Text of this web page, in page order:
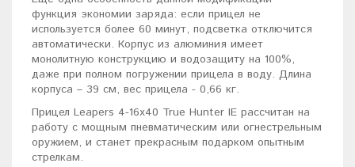
функция экономии заряда: если прицел не
используется более 60 минут, подсветка отключится
автоматически. Корпус из алюминия имеет
монолитную конструкцию и водозащиту на 100%,
даже при полном погружении прицела в воду. Длина
корпуса – 39 см, вес прицела - 0,66 кг.
Прицел Leapers 4-16x40 True Hunter IE рассчитан на
работу с мощным пневматическим или огнестрельным
оружием, и станет прекрасным подарком опытным
стрелкам.